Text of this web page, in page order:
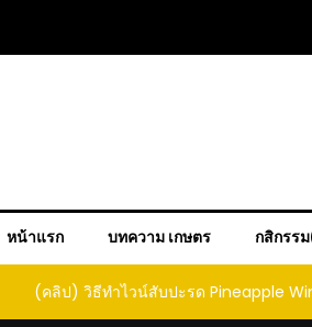
หน้าแรก บทความ เกษตร กสิกรร
(คลิป) วิธีทำไวน์สับปะรด Pineapple